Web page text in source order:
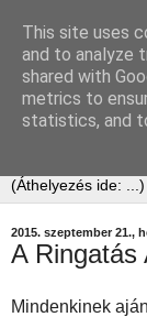
Tovi Browning:
2015. szeptember 21.,
A Ringatás
Mindenkinek
This site uses
and to analyze
shared with
metrics to
statistics, and